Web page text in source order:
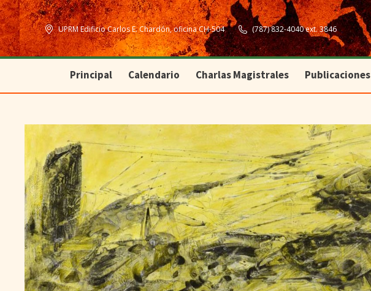
UPRM Edificio Carlos E. Chardón, oficina CH-504 (787) 832-4040 ext. 3846
Principal Calendario Charlas Magistrales Publicaciones
Principal Calendario Charlas Magistrales Publicaciones